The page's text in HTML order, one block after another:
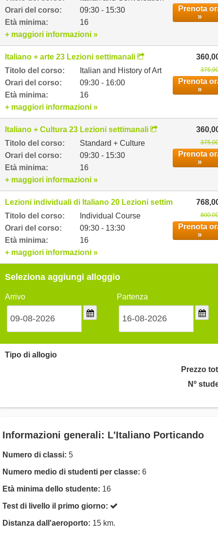
Orari del corso:
09:30 - 15:30
Età minima:
16
Prenota
»
+ maggiori informazioni »
Italiano + arte 23 Lezioni settimanali
Titolo del corso:
Italian and History of Art
Orari del corso:
09:30 - 16:00
Età minima:
16
Prenota
»
+ maggiori informazioni »
Italiano + Cultura 23 Lezioni settimanali
Titolo del corso:
Standard + Culture
Orari del corso:
09:30 - 15:30
Età minima:
16
Prenota
»
+ maggiori informazioni »
Lezioni individuali di Italiano 20 Lezioni settimanali
Titolo del corso:
Individual Course
Orari del corso:
09:30 - 13:30
Età minima:
16
Prenota
»
+ maggiori informazioni »
Seleziona aggiungi alloggio
Arrivo Partenza
Tipo di allogio
Prezzo
Nº
Informazioni generali: L'Italiano Porticando
Numero di classi: 5
Numero medio di studenti per classe: 6
Età minima dello studente: 16
Test di livello il primo giorno:
Distanza dall'aeroporto: 15 km.